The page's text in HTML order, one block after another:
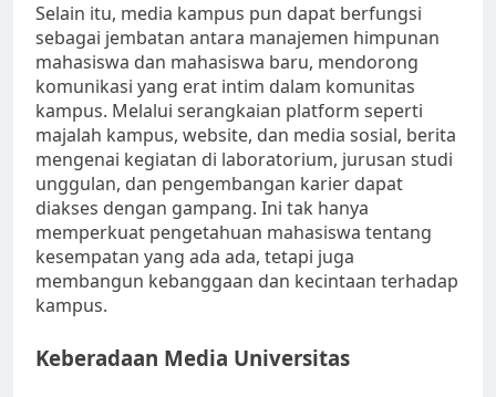
Selain itu, media kampus pun dapat berfungsi
sebagai jembatan antara manajemen himpunan
mahasiswa dan mahasiswa baru, mendorong
komunikasi yang erat intim dalam komunitas
kampus. Melalui serangkaian platform seperti
majalah kampus, website, dan media sosial, berita
mengenai kegiatan di laboratorium, jurusan studi
unggulan, dan pengembangan karier dapat
diakses dengan gampang. Ini tak hanya
memperkuat pengetahuan mahasiswa tentang
kesempatan yang ada ada, tetapi juga
membangun kebanggaan dan kecintaan terhadap
kampus.
Keberadaan Media Universitas